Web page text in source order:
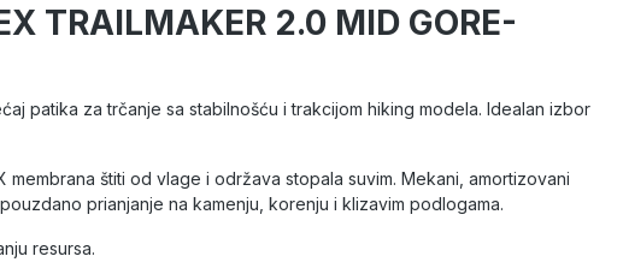
TRAILMAKER 2.0 MID GORE-
patika za trčanje sa stabilnošću i trakcijom hiking modela. Idealan izbor
štiti od vlage i održava stopala suvim. Mekani, amortizovani
prianjanje na kamenju, korenju i klizavim podlogama.
resursa.